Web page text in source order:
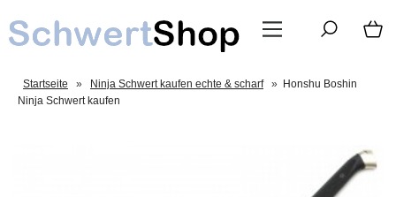
Startseite » Ninja Schwert kaufen echte & scharf » Honshu Boshin
Ninja Schwert kaufen